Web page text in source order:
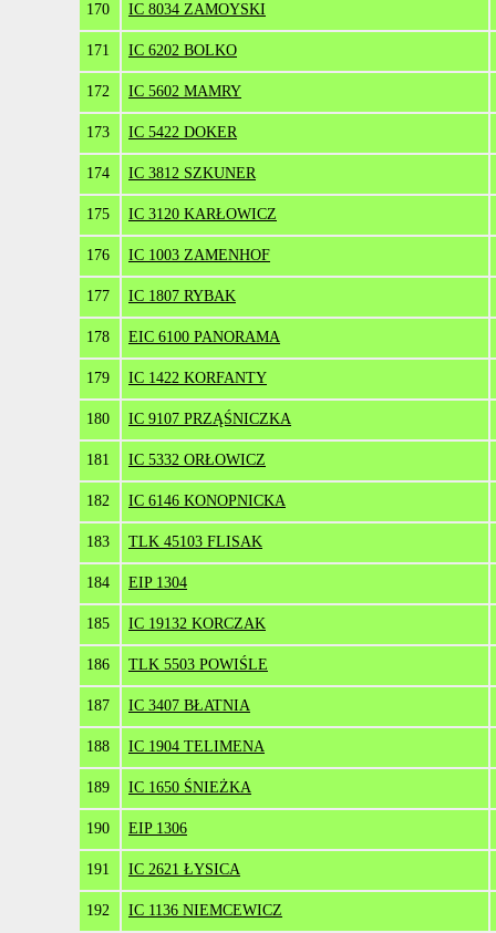
170 IC 8034 ZAMOYSKI
171 IC 6202 BOLKO
172 IC 5602 MAMRY
173 IC 5422 DOKER
174 IC 3812 SZKUNER
175 IC 3120 KARŁOWICZ
176 IC 1003 ZAMENHOF
177 IC 1807 RYBAK
178 EIC 6100 PANORAMA
179 IC 1422 KORFANTY
180 IC 9107 PRZĄŚNICZKA
181 IC 5332 ORŁOWICZ
182 IC 6146 KONOPNICKA
183 TLK 45103 FLISAK
184 EIP 1304
185 IC 19132 KORCZAK
186 TLK 5503 POWIŚLE
187 IC 3407 BŁATNIA
188 IC 1904 TELIMENA
189 IC 1650 ŚNIEŻKA
190 EIP 1306
191 IC 2621 ŁYSICA
192 IC 1136 NIEMCEWICZ